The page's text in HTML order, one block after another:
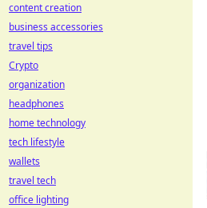
content creation
business accessories
travel tips
Crypto
organization
headphones
home technology
tech lifestyle
wallets
travel tech
office lighting